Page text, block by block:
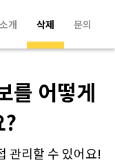
소개 삭제 문의
를 어떻게
관리할 수 있어요!